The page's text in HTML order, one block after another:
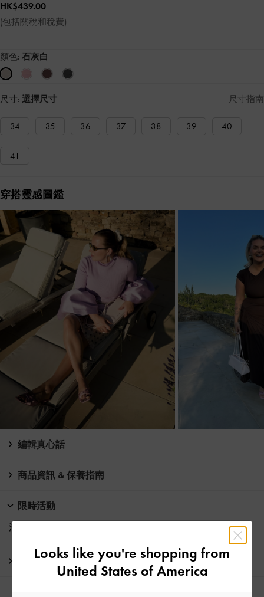
HK$439.00
(包括關稅和稅費)
顏色: 石灰白
尺寸: 選擇尺寸 尺寸指南
34 35 36 37 38 39 40
41
穿搭靈感圖鑑
編輯真心話
商品資訊 & 保養指南
限時活動
消費滿HK$350即享
運送 & 退貨
Looks like you're shopping from
United States of America